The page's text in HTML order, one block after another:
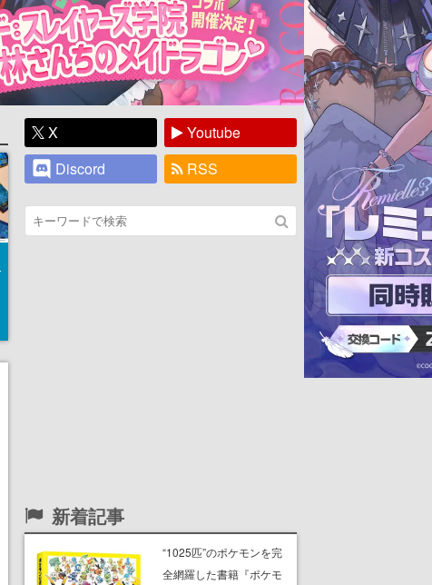
X
Youtube
Discord
RSS
新着記事
“1025匹”のポケモンを完
全網羅した書籍『ポケモ